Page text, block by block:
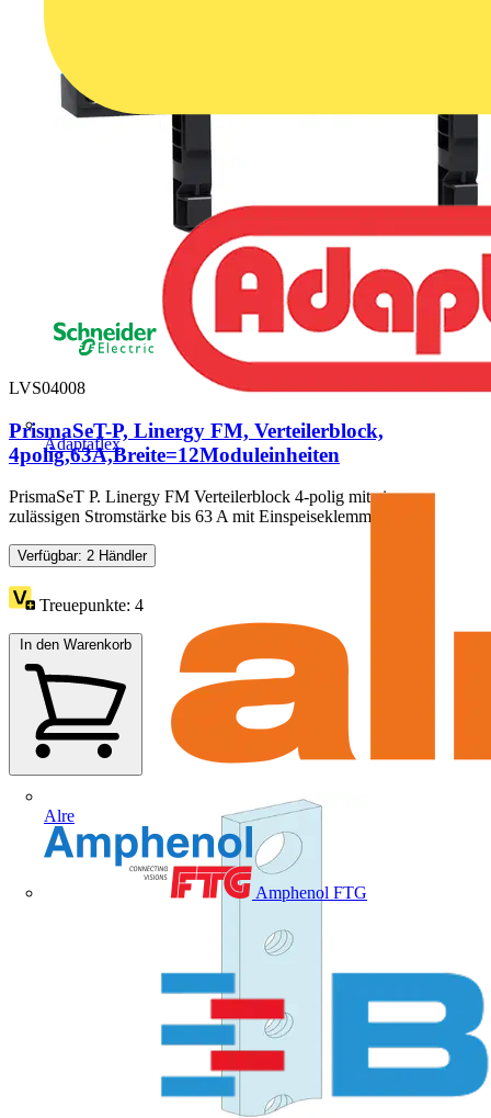
Adaptaflex
Alre
Amphenol FTG
LVS04008
PrismaSeT-P, Linergy FM, Verteilerblock,
4polig,63A,Breite=12Moduleinheiten
PrismaSeT P. Linergy FM Verteilerblock 4-polig mit einer
zulässigen Stromstärke bis 63 A mit Einspeiseklemmen für...
Verfügbar: 2 Händler
Treuepunkte: 4
In den Warenkorb